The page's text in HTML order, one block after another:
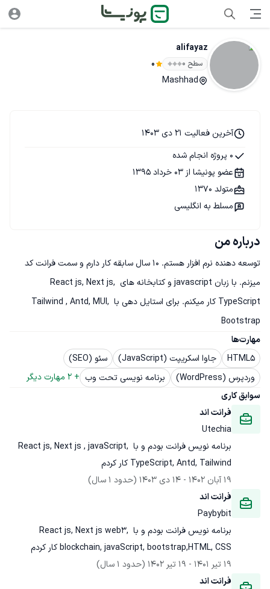
alifayaz
سطح ۰ 0
Mashhad
درباره من
توسعه دهنده نرم افزار هستم. 10 سال سابقه کار دارم و سمت فرانت کد
میزنم. با زبان javascript و کتابخانه های React js, Next js,
TypeScript کار میکنم. برای استایل دهی با Tailwind , Antd, MUI,
Bootstrap
مهارت‌ها
HTML5
جاوا اسکریپت (JavaScript)
سئو (SEO)
وردپرس (WordPress)
برنامه نویسی تحت وب +
2 مهارت دیگر
سوابق کاری
فرانت اند
Utechia
برنامه نویس فرانت بودم و با React js, Next js , javaScript,
TypeScript, Antd, Tailwind کار کردم
19 آبان 1402
- 14 دی 1403
(حدود 1 سال)
فرانت اند
Paybybit
برنامه نویس فرانت بودم و با React js, Next js web3,
blockchain, javaScript, bootstrap,HTML, CSS کار کردم
19 تیر 1401
- 19 تیر 1402
(حدود 1 سال)
فرانت اند
آخرین فعالیت 21 دی 1403
0 پروژه انجام شده
عضو پونیشا از 03 خرداد 1395
متولد 1370
مسلط به انگلیسی